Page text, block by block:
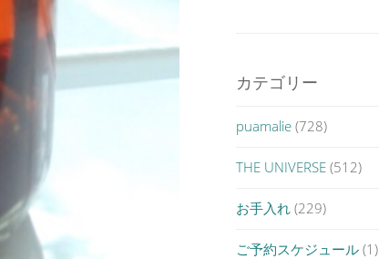
カテゴリー
puamalie (728)
THE UNIVERSE (512)
お手入れ (229)
ご予約スケジュール (1)